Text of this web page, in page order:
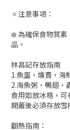
🔅注意事項：
❄️ 為確保食物質素
品。
林昌記存放指南
1.魚蛋，燒賣，海
2.海魚粥，鴨翅，
食用如放冰格，
開蓋後必須存放雪
翻熱指南：